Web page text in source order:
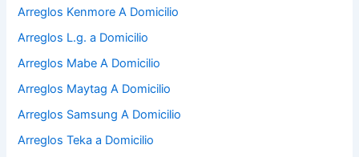
Arreglos Kenmore A Domicilio
Arreglos L.g. a Domicilio
Arreglos Mabe A Domicilio
Arreglos Maytag A Domicilio
Arreglos Samsung A Domicilio
Arreglos Teka a Domicilio